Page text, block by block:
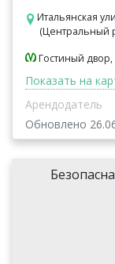
Итальянская
(Центральный
Гостиный
Показать на
Арендодатель
Обновлено